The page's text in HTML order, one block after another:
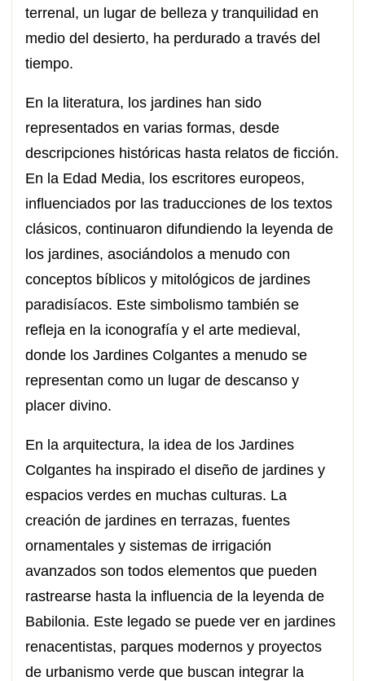
terrenal, un lugar de belleza y tranquilidad en
medio del desierto, ha perdurado a través del
tiempo.
En la literatura, los jardines han sido
representados en varias formas, desde
descripciones históricas hasta relatos de ficción.
En la Edad Media, los escritores europeos,
influenciados por las traducciones de los textos
clásicos, continuaron difundiendo la leyenda de
los jardines, asociándolos a menudo con
conceptos bíblicos y mitológicos de jardines
paradisíacos. Este simbolismo también se
refleja en la iconografía y el arte medieval,
donde los Jardines Colgantes a menudo se
representan como un lugar de descanso y
placer divino.
En la arquitectura, la idea de los Jardines
Colgantes ha inspirado el diseño de jardines y
espacios verdes en muchas culturas. La
creación de jardines en terrazas, fuentes
ornamentales y sistemas de irrigación
avanzados son todos elementos que pueden
rastrearse hasta la influencia de la leyenda de
Babilonia. Este legado se puede ver en jardines
renacentistas, parques modernos y proyectos
de urbanismo verde que buscan integrar la